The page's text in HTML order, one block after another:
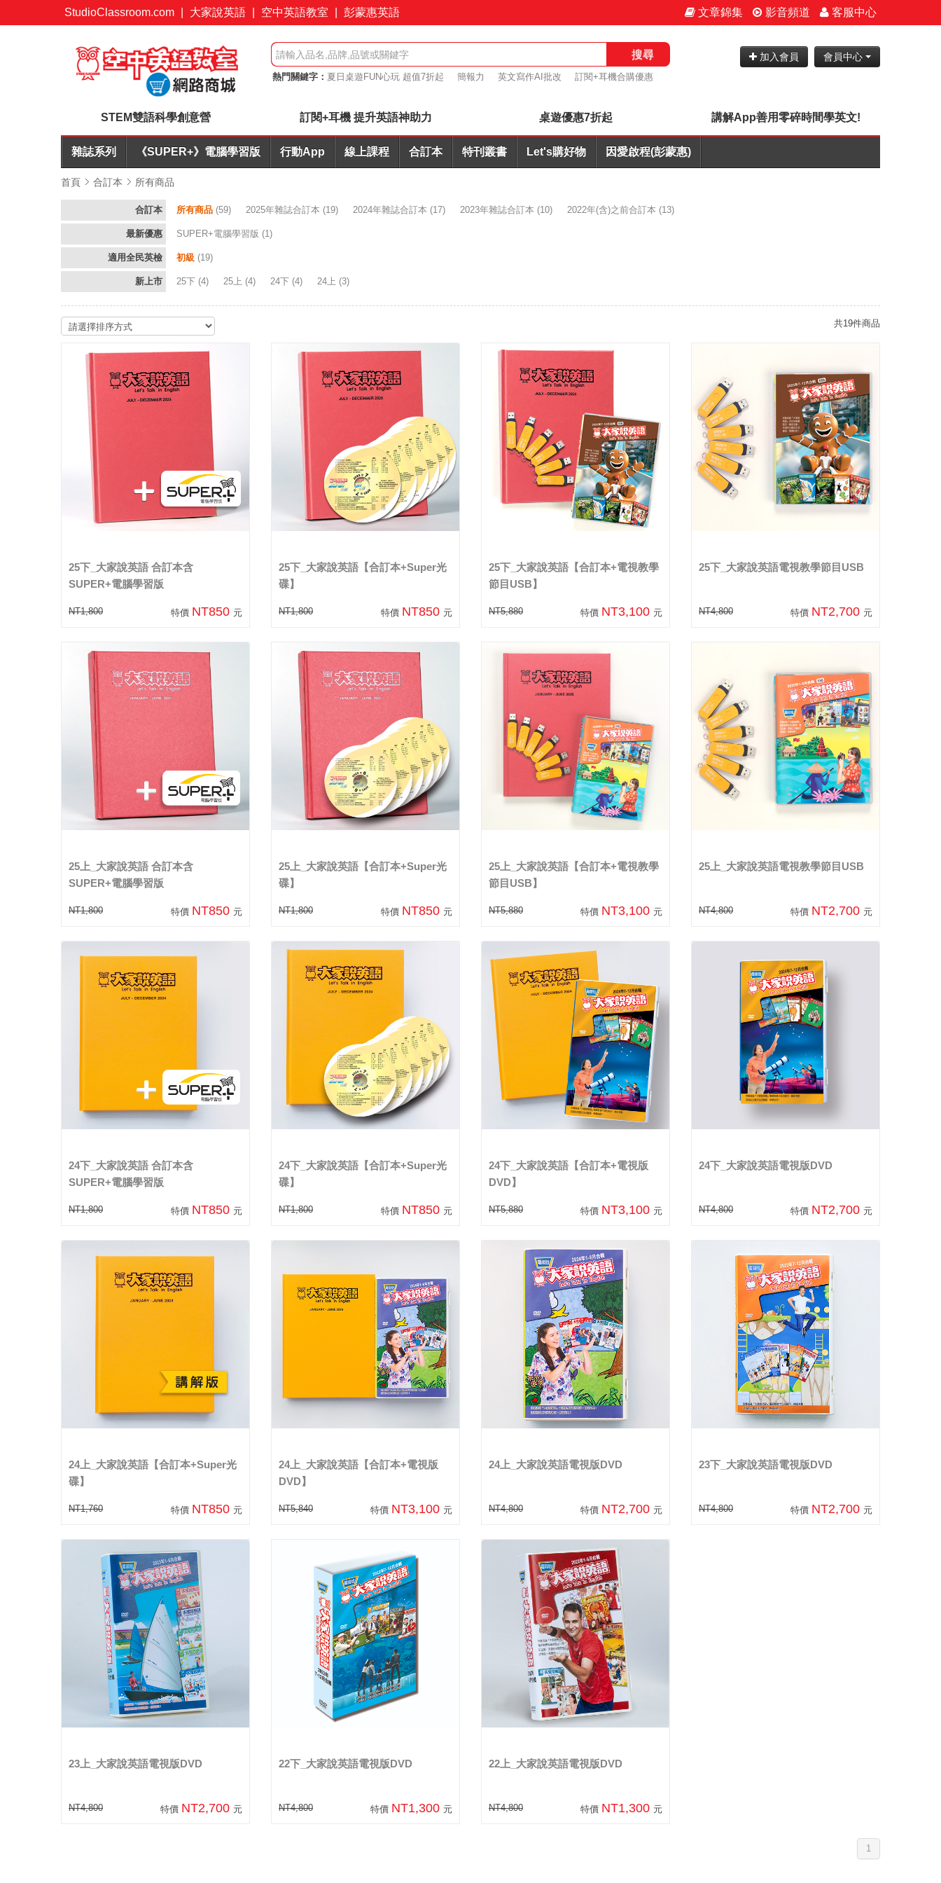
StudioClassroom.com 大家說英語 空中英語教室 彭蒙惠英語 文章錦集 影音頻道 客服中心
搜尋
熱門關鍵字： 夏日桌遊FUN心玩 超值7折起 簡報力 英文寫作AI批改
訂閱+耳機合購優惠
加入會員 會員中心
STEM雙語科學創意營 訂閱+耳機 提升英語神助力 桌遊優惠7折起 講解App善用零碎時間學英文!
雜誌系列 《SUPER+》電腦學習版 行動App 線上課程 合訂本 特刊叢書 Let's購好物 因愛啟程(彭蒙惠)
首頁 合訂本 所有商品
合訂本 所有商品 (59) 2025年雜誌合訂本 (19) 2024年雜誌合訂本 (17) 2023年雜誌合訂本 (10) 2022年(含)之前合訂本 (13)
最新優惠 SUPER+電腦學習版 (1)
適用全民英檢 初級 (19)
新上市 25下 (4) 25上 (4) 24下 (4) 24上 (3)
共19件商品
25下_大家說英語 合訂本含
SUPER+電腦學習版
NT1,800 特價 NT850 元
25下_大家說英語【合訂本+Super光
碟】
NT1,800 特價 NT850 元
25下_大家說英語【合訂本+電視教學
節目USB】
NT5,880 特價 NT3,100 元
25下_大家說英語電視教學節目USB
NT4,800 特價 NT2,700 元
25上_大家說英語 合訂本含
SUPER+電腦學習版
NT1,800 特價 NT850 元
25上_大家說英語【合訂本+Super光
碟】
NT1,800 特價 NT850 元
25上_大家說英語【合訂本+電視教學
節目USB】
NT5,880 特價 NT3,100 元
25上_大家說英語電視教學節目USB
NT4,800 特價 NT2,700 元
24下_大家說英語 合訂本含
SUPER+電腦學習版
NT1,800 特價 NT850 元
24下_大家說英語【合訂本+Super光
碟】
NT1,800 特價 NT850 元
24下_大家說英語【合訂本+電視版
DVD】
NT5,880 特價 NT3,100 元
24下_大家說英語電視版DVD
NT4,800 特價 NT2,700 元
24上_大家說英語【合訂本+Super光
碟】
NT1,760 特價 NT850 元
24上_大家說英語【合訂本+電視版
DVD】
NT5,840 特價 NT3,100 元
24上_大家說英語電視版DVD
NT4,800 特價 NT2,700 元
23下_大家說英語電視版DVD
NT4,800 特價 NT2,700 元
23上_大家說英語電視版DVD
NT4,800 特價 NT2,700 元
22下_大家說英語電視版DVD
NT4,800 特價 NT1,300 元
22上_大家說英語電視版DVD
NT4,800 特價 NT1,300 元
1